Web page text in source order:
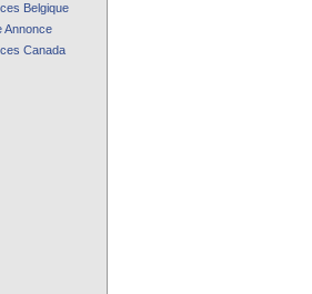
Belgique
Annonce
Canada